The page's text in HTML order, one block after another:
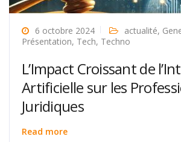
6 octobre 2024 actualité,
Présentation, Tech, Techno
L’Impact Croissant de
Artificielle sur les
Juridiques
Read more